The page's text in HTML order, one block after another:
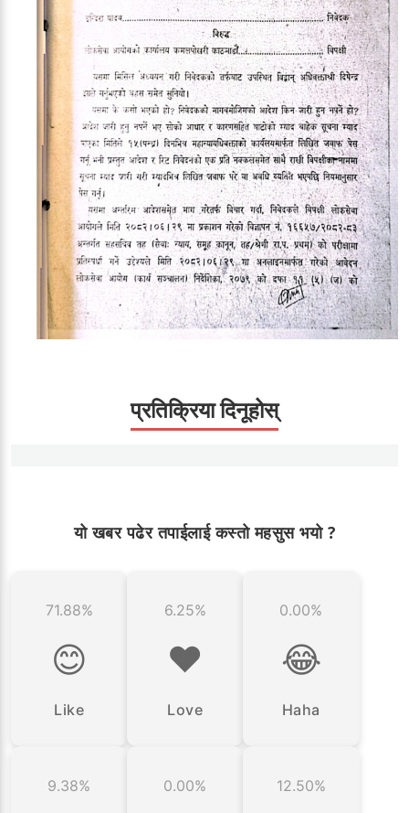
प्रतिक्रिया दिनूहोस्
यो खबर पढेर तपाईलाई कस्तो महसुस भयो ?
71.88%
😊
Like
6.25%
❤️
Love
0.00%
😂
Haha
9.38% 0.00% 12.50%